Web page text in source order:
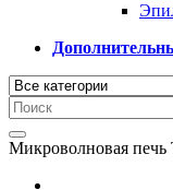
Микроволновая